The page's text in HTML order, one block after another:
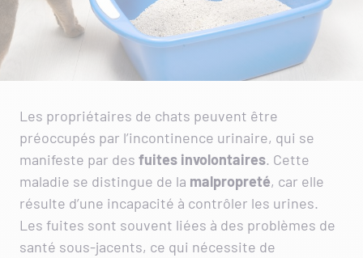
Les propriétaires de chats peuvent être
préoccupés par l’incontinence urinaire, qui se
manifeste par des fuites involontaires. Cette
maladie se distingue de la malpropreté, car elle
résulte d’une incapacité à contrôler les urines.
Les fuites sont souvent liées à des problèmes de
santé sous-jacents, ce qui nécessite de